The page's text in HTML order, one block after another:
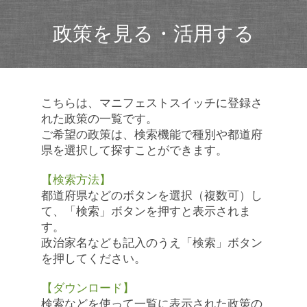
政策を見る・活用する
こちらは、マニフェストスイッチに登録さ
れた政策の一覧です。
ご希望の政策は、検索機能で種別や都道府
県を選択して探すことができます。
【検索方法】
都道府県などのボタンを選択（複数可）し
て、「検索」ボタンを押すと表示されま
す。
政治家名なども記入のうえ「検索」ボタン
を押してください。
【ダウンロード】
検索などを使って一覧に表示された政策の